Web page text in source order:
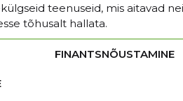
teenuseid, mis aitavad
tõhusalt hallata.
FINANTSNÕUSTAMINE